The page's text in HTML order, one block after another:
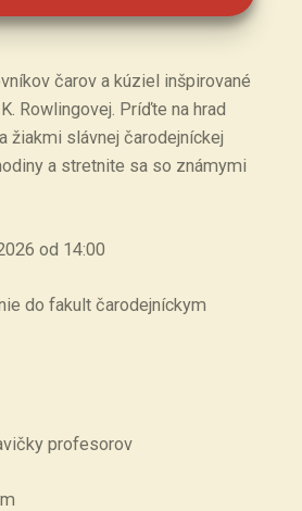
čarov a kúziel inšpirované
Rowlingovej. Príďte na hrad
žiakmi slávnej čarodejníckej
a stretnite sa so známymi
od 14:00
do fakult čarodejníckym
profesorov